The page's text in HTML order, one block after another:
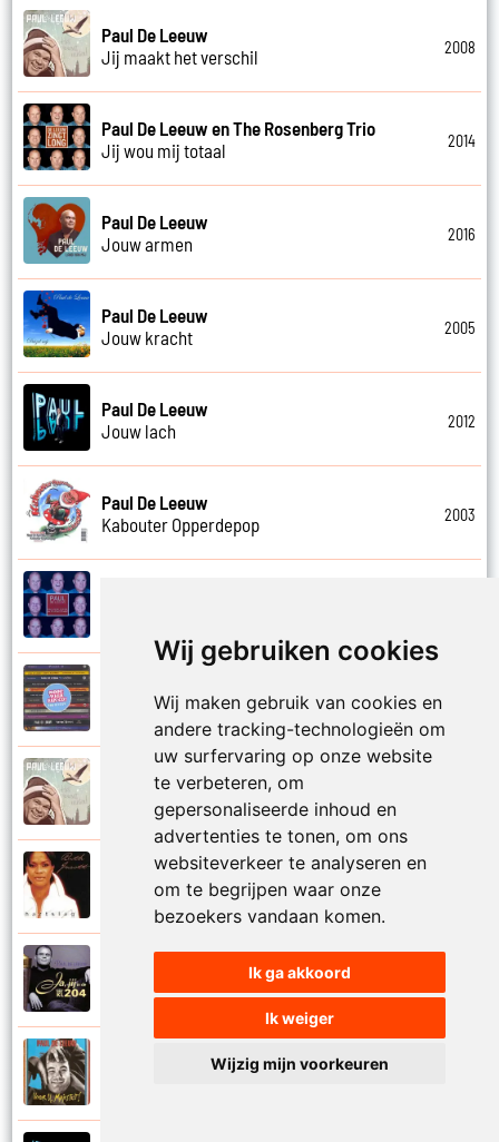
Wij gebruiken cookies
Wij maken gebruik van cookies en
andere tracking-technologieën om
uw surfervaring op onze website
te verbeteren, om
gepersonaliseerde inhoud en
advertenties te tonen, om ons
websiteverkeer te analyseren en
om te begrijpen waar onze
bezoekers vandaan komen.
Ik ga akkoord
Ik weiger
Wijzig mijn voorkeuren
Paul De Leeuw
Jij maakt het verschil
2008
Paul De Leeuw en The Rosenberg Trio
Jij wou mij totaal
2014
Paul De Leeuw
Jouw armen
2016
Paul De Leeuw
Jouw kracht
2005
Paul De Leeuw
Jouw lach
2012
Paul De Leeuw
Kabouter Opperdepop
2003
Katinka
Paul De Leeuw
Kerstmis
Ruth Jacott en Paul De Leeuw
Kijk niet uit
KL 204 (Als ik God was)